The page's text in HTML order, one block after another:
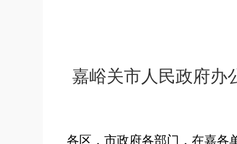
嘉峪关市人民政府办
各区，市政府各部门，在嘉各